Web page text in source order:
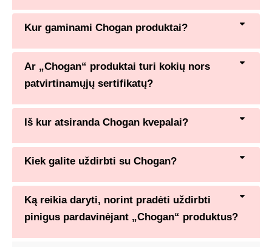
Kur gaminami Chogan produktai?
Ar „Chogan“ produktai turi kokių nors
patvirtinamųjų sertifikatų?
Iš kur atsiranda Chogan kvepalai?
Kiek galite uždirbti su Chogan?
Ką reikia daryti, norint pradėti uždirbti
pinigus pardavinėjant „Chogan“ produktus?